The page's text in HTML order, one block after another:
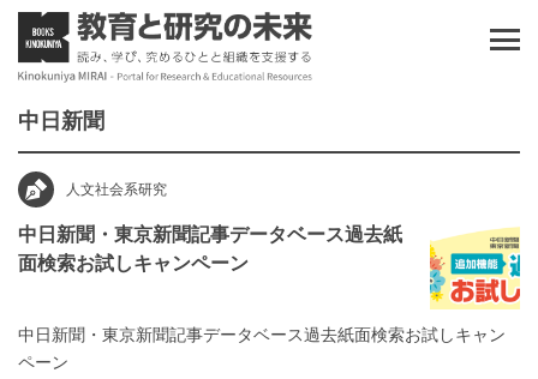
中日新聞
人文社会系研究
中日新聞・東京新聞記事データベース過去紙
面検索お試しキャンペーン
中日新聞・東京新聞記事データベース過去紙面検索お試しキャン
ペーン